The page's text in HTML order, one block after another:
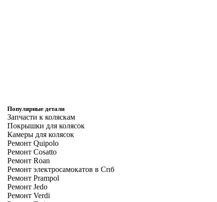
Популярные детали
Запчасти к коляскам
Покрышки для колясок
Камеры для колясок
Ремонт Quipolo
Ремонт Cosatto
Ремонт Roan
Ремонт электросамокатов в Спб
Ремонт Prampol
Ремонт Jedo
Ремонт Verdi